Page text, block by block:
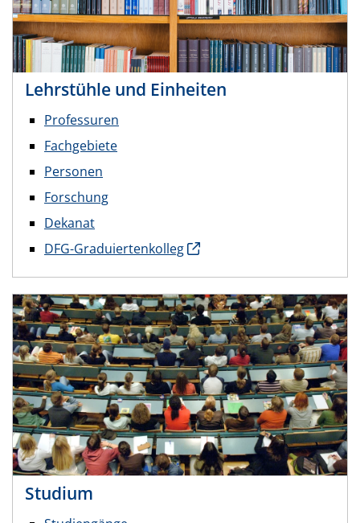
Lehrstühle und Einheiten
Professuren
Fachgebiete
Personen
Forschung
Dekanat
DFG-Graduiertenkolleg
Studium